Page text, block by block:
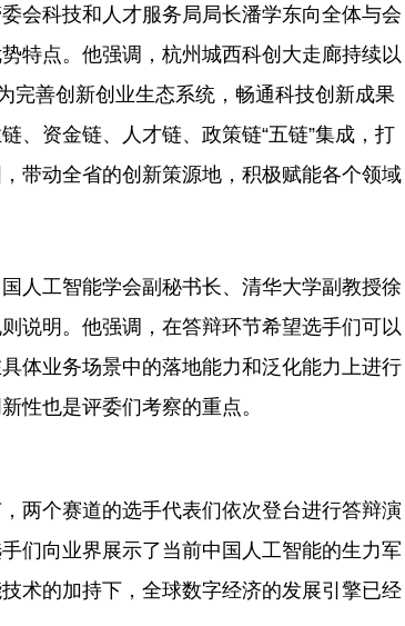
会科技和人才服务局局长潘学东向全体与会
特点。他强调，杭州城西科创大走廊持续以
完善创新创业生态系统，畅通科技创新成果
、资金链、人才链、政策链“五链”集成，打
带动全省的创新策源地，积极赋能各个领域
人工智能学会副秘书长、清华大学副教授徐
说明。他强调，在答辩环节希望选手们可以
体业务场景中的落地能力和泛化能力上进行
性也是评委们考察的重点。
两个赛道的选手代表们依次登台进行答辩演
们向业界展示了当前中国人工智能的生力军
术的加持下，全球数字经济的发展引擎已经